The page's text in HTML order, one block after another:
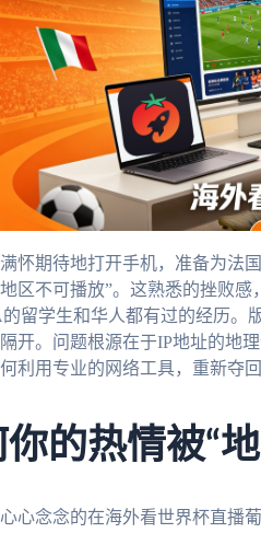
怀期待地打开手机，准备为法
区不可播放”。这熟悉的挫败
留学生和华人都有过的经历。
开。问题根源在于IP地址的地
利用专业的网络工具，重新夺
的热情被“
心念念的在海外看世界杯直播